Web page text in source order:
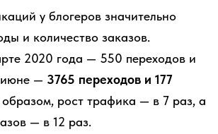
у блогеров значительно
и количество заказов.
2020 года — 550 переходов и
июне — 3765 переходов и 177
рост трафика — в 7 раз, а
— в 12 раз.